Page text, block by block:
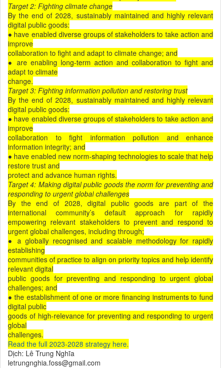
Target 2: Fighting climate change
By the end of 2028, sustainably maintained and highly relevant
digital public goods:
● have enabled diverse groups of stakeholders to take action and
improve
collaboration to ﬁght and adapt to climate change; and
● are enabling long-term action and collaboration to ﬁght and
adapt to climate
change.
Target 3: Fighting information pollution and restoring trust
By the end of 2028, sustainably maintained and highly relevant
digital public goods:
● have enabled diverse groups of stakeholders to take action and
improve
collaboration to ﬁght information pollution and enhance
information integrity; and
● have enabled new norm-shaping technologies to scale that help
restore trust and
protect and advance human rights.
Target 4: Making digital public goods the norm for preventing and
responding to urgent global challenges
By the end of 2028, digital public goods are part of the
international community’s default approach for rapidly
empowering relevant stakeholders to prevent and respond to
urgent global challenges, including through;
● a globally recognised and scalable methodology for rapidly
establishing
communities of practice to align on priority topics and help identify
relevant digital
public goods for preventing and responding to urgent global
challenges; and
● the establishment of one or more ﬁnancing instruments to fund
digital public
goods of high-relevance for preventing and responding to urgent
global
challenges.
Read the full 2023-2028 strategy here.
Dịch: Lê Trung Nghĩa
letrungnghia.foss@gmail.com